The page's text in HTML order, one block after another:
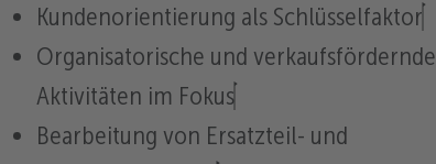
Kundenorientierung als Schlüsselfaktor
Organisatorische und verkaufsfördernde
Aktivitäten im Fokus
Bearbeitung von Ersatzteil- und